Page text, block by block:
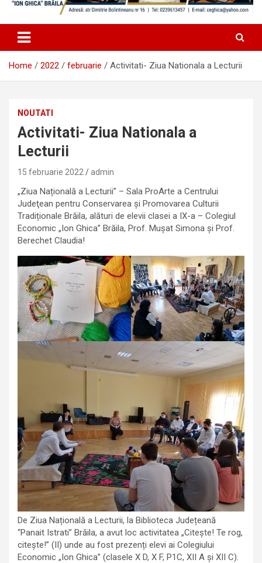
Home 2022 februarie Activitati- Ziua Nationala a Lecturii
NOUTATI
Activitati- Ziua Nationala a
Lecturii
15 februarie 2022 admin
„Ziua Națională a Lecturii” – Sala ProArte a Centrului
Judeţean pentru Conservarea și Promovarea Culturii
Tradiționale Brăila, alături de elevii clasei a IX-a – Colegiul
Economic „Ion Ghica” Brăila, Prof. Muşat Simona şi Prof.
Berechet Claudia!
De Ziua Națională a Lecturii, la Biblioteca Județeană
“Panait Istrati” Brăila, a avut loc activitatea „Citește! Te rog,
citește!” (II) unde au fost prezenți elevi ai Colegiului
Economic „Ion Ghica” (clasele X D, X F, P1C, XII A și XII C).